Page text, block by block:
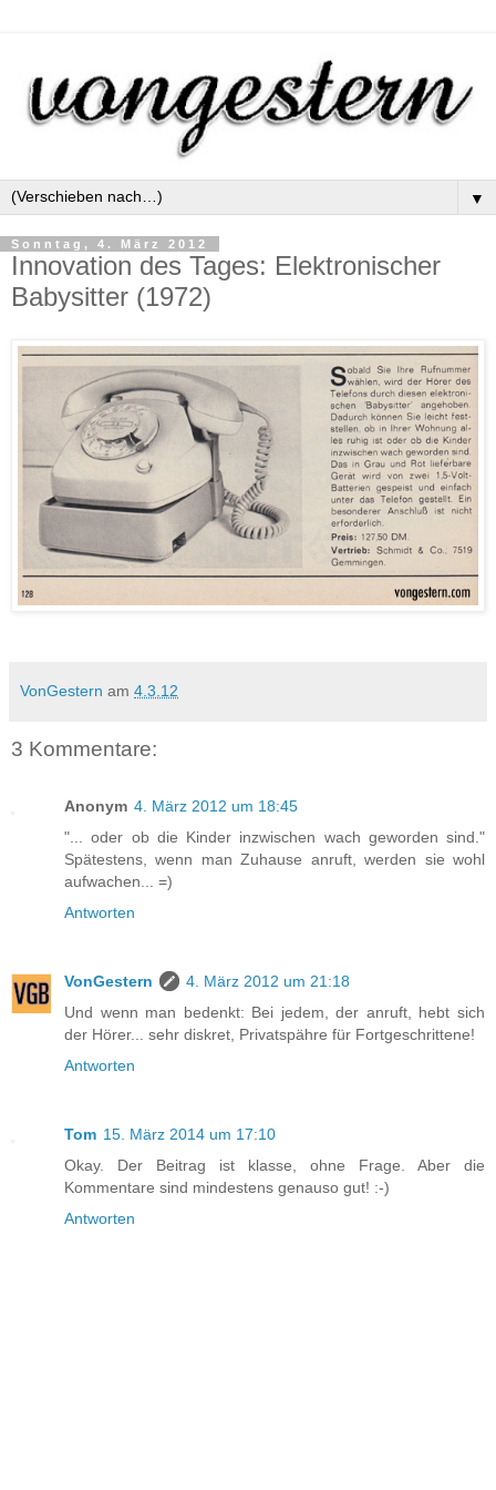
▼
Sonntag, 4. März 2012
Innovation des Tages: Elektronischer
Babysitter (1972)
VonGestern am 4.3.12
3 Kommentare:
Anonym 4. März 2012 um 18:45
"... oder ob die Kinder inzwischen wach geworden sind."
Spätestens, wenn man Zuhause anruft, werden sie wohl
aufwachen... =)
Antworten
VonGestern
4. März 2012 um 21:18
Und wenn man bedenkt: Bei jedem, der anruft, hebt sich
der Hörer... sehr diskret, Privatspähre für Fortgeschrittene!
Antworten
Tom 15. März 2014 um 17:10
Okay. Der Beitrag ist klasse, ohne Frage. Aber die
Kommentare sind mindestens genauso gut! :-)
Antworten